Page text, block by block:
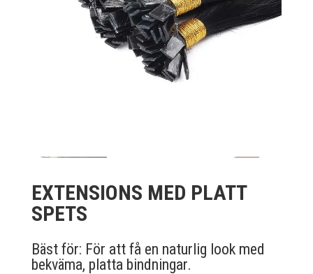
EXTENSIONS MED PLATT
SPETS
Bäst för: För att få en naturlig look med
bekväma, platta bindningar.